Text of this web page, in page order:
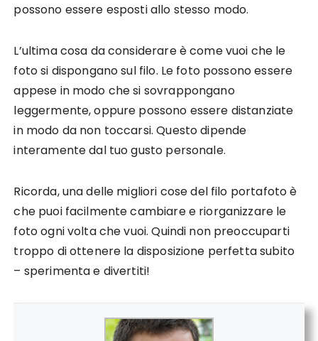
possono essere esposti allo stesso modo.
L’ultima cosa da considerare è come vuoi che le
foto si dispongano sul filo. Le foto possono essere
appese in modo che si sovrappongano
leggermente, oppure possono essere distanziate
in modo da non toccarsi. Questo dipende
interamente dal tuo gusto personale.
Ricorda, una delle migliori cose del filo portafoto è
che puoi facilmente cambiare e riorganizzare le
foto ogni volta che vuoi. Quindi non preoccuparti
troppo di ottenere la disposizione perfetta subito
– sperimenta e divertiti!